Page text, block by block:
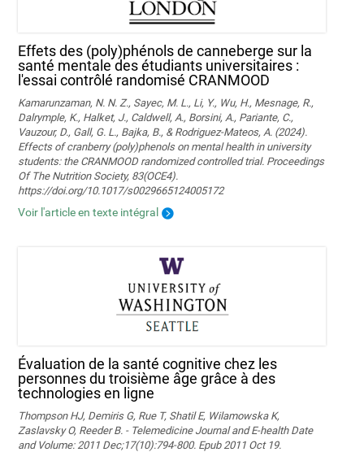
Effets des (poly)phénols de canneberge sur la
santé mentale des étudiants universitaires :
l'essai contrôlé randomisé CRANMOOD
Kamarunzaman, N. N. Z., Sayec, M. L., Li, Y., Wu, H., Mesnage, R.,
Dalrymple, K., Halket, J., Caldwell, A., Borsini, A., Pariante, C.,
Vauzour, D., Gall, G. L., Bajka, B., & Rodriguez-Mateos, A. (2024).
Effects of cranberry (poly)phenols on mental health in university
students: the CRANMOOD randomized controlled trial. Proceedings
Of The Nutrition Society, 83(OCE4).
https://doi.org/10.1017/s0029665124005172
Voir l'article en texte intégral
Évaluation de la santé cognitive chez les
personnes du troisième âge grâce à des
technologies en ligne
Thompson HJ, Demiris G, Rue T, Shatil E, Wilamowska K,
Zaslavsky O, Reeder B. - Telemedicine Journal and E-health Date
and Volume: 2011 Dec;17(10):794-800. Epub 2011 Oct 19.